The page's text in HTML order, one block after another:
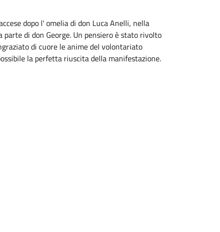
dopo l' omelia di don Luca Anelli, nella
parte di don George. Un pensiero è stato rivolto
di cuore le anime del volontariato
la perfetta riuscita della manifestazione.